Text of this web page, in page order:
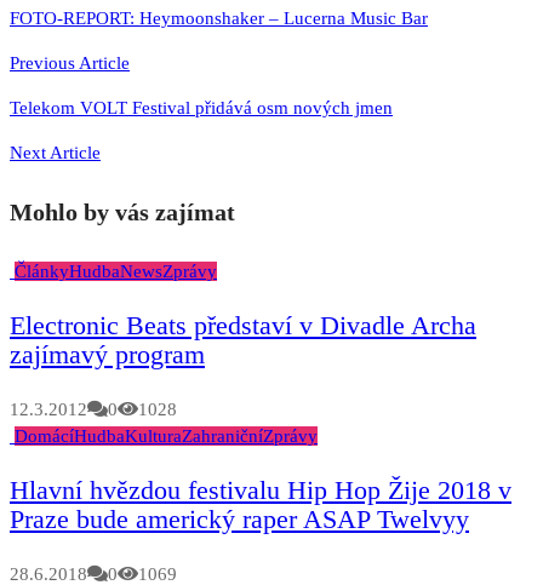
Navigace
pro
FOTO-REPORT: Heymoonshaker – Lucerna Music Bar
Previous Article
Telekom VOLT Festival přidává osm nových jmen
Next Article
Mohlo by vás zajímat
ČlánkyHudbaNewsZprávy
Electronic Beats představí v Divadle Archa
zajímavý program
12.3.2012 0
1028
DomácíHudbaKulturaZahraničníZprávy
Hlavní hvězdou festivalu Hip Hop Žije 2018 v
Praze bude americký raper ASAP Twelvyy
28.6.2018 0
1069